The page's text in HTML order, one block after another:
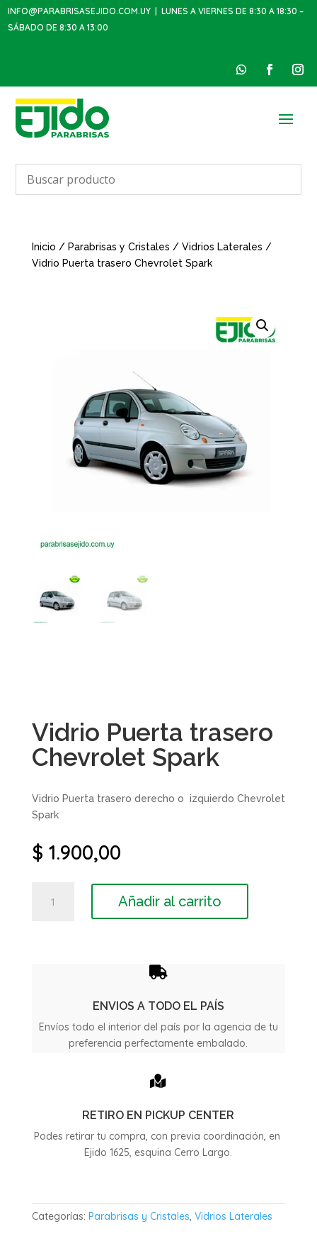
INFO@PARABRISASEJIDO.COM.UY | LUNES A VIERNES DE 8:30 A 18:30 –
SÁBADO DE 8:30 A 13:00
Inicio / Parabrisas y Cristales / Vidrios Laterales /
Vidrio Puerta trasero Chevrolet Spark
Vidrio Puerta trasero
Chevrolet Spark
Vidrio Puerta trasero derecho o izquierdo Chevrolet
Spark
$ 1.900,00
Puerta
Añadir al carrito

ENVIOS A TODO EL PAÍS
Envíos todo el interior del país por la agencia de tu
preferencia perfectamente embalado.

RETIRO EN PICKUP CENTER
Podes retirar tu compra, con previa coordinación, en
Ejido 1625, esquina Cerro Largo.
Categorías: Parabrisas y Cristales, Vidrios Laterales